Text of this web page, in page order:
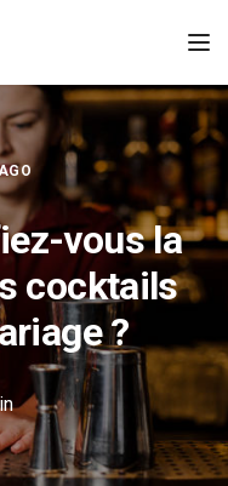
vous la
cocktails
?